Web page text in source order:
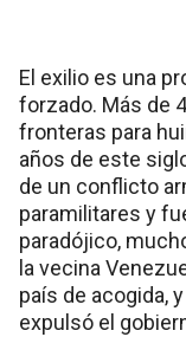
El exilio es una
forzado. Más de
fronteras para
años de este
de un conflicto
paramilitares y
paradójico,
la vecina
país de acogida,
expulsó el